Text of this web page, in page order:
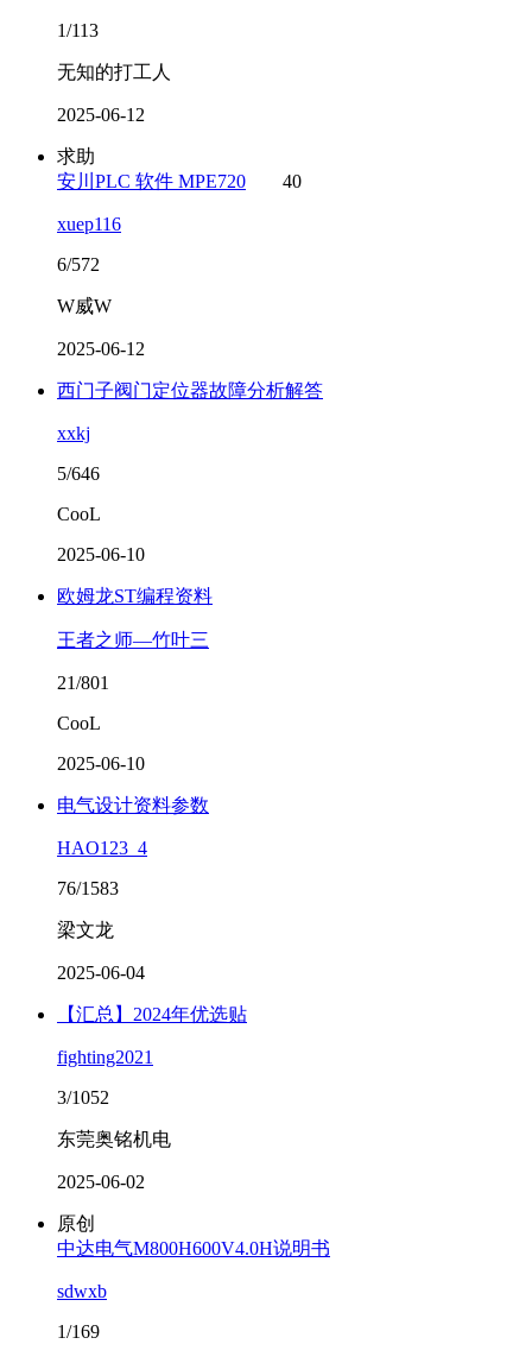
1/113
无知的打工人
2025-06-12
求助
安川PLC 软件 MPE720
40
xuep116
6/572
W威W
2025-06-12
西门子阀门定位器故障分析解答
xxkj
5/646
CooL
2025-06-10
欧姆龙ST编程资料
王者之师—竹叶三
21/801
CooL
2025-06-10
电气设计资料参数
HAO123_4
76/1583
梁文龙
2025-06-04
【汇总】2024年优选贴
fighting2021
3/1052
东莞奥铭机电
2025-06-02
原创
中达电气M800H600V4.0H说明书
sdwxb
1/169